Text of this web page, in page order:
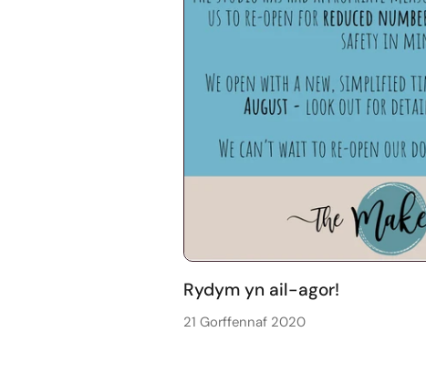
Rydym yn ail-agor!
21 Gorffennaf 2020